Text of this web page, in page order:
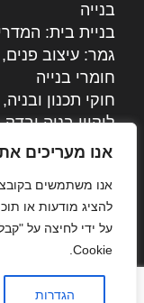
אנו מעריכים
להציג מודעות או
על ידי לחיצה על
Cookie.
הגדרות
בנייה
בניית בית:
גמר: עיצוב פנים,
חומרי בנייה
חוקי תכנון
ליקויי בניה
נדל"ן: זכויות,
עקרונות ניהול
צילום אדריכלי
שיווק נדלן
שיטות בניה:
תוכן שיווקי